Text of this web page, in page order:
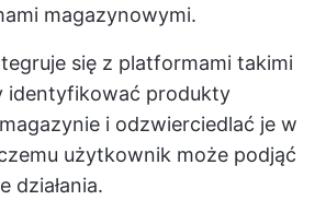
magazynowymi.
się z platformami takimi
identyfikować produkty
i odzwierciedlać je w
użytkownik może podjąć
działania.